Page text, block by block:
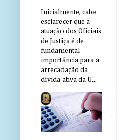
Inicialmente, cabe
esclarecer que a
atuação dos Oficiais
de Justiça é de
fundamental
importância para a
arrecadação da
dívida ativa da U...